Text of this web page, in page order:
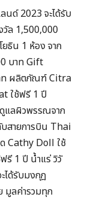
นด์ 2023 จะได้รับ
วัล 1,500,000
ธิน 1 ห้อง จาก
บาท Gift
ท ผลิตภัณฑ์ Citra
ใช้ฟรี 1 ปี
แลผิวพรรณจาก
สายการบิน Thai
Cathy Doll ใช้
1 ปี น้ำแร่ วิวั
ได้รับมงกุฎ
มูลค่ารวมทุก